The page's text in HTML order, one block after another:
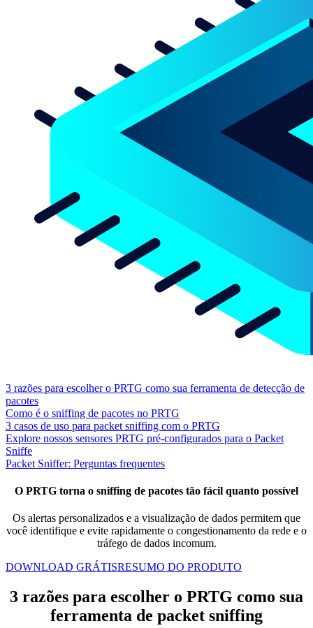
3 razões para escolher o PRTG como sua ferramenta de detecção de
pacotes
Como é o sniffing de pacotes no PRTG
3 casos de uso para packet sniffing com o PRTG
Explore nossos sensores PRTG pré-configurados para o Packet
Sniffe
Packet Sniffer: Perguntas frequentes
O PRTG torna o sniffing de pacotes tão fácil quanto possível
Os alertas personalizados e a visualização de dados permitem que
você identifique e evite rapidamente o congestionamento da rede e o
tráfego de dados incomum.
DOWNLOAD GRÁTISRESUMO DO PRODUTO
3 razões para escolher o PRTG como sua
ferramenta de packet sniffing